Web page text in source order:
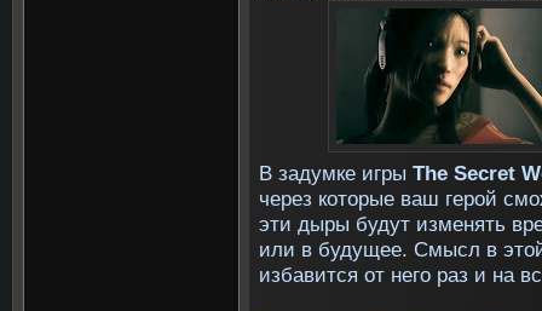
В задумке игры The Secret
через которые ваш герой
эти дыры будут изменять
или в будущее. Смысл в
избавится от него раз и на